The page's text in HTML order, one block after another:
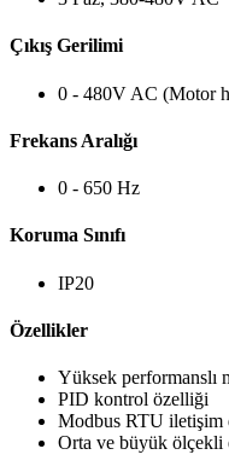
Çıkış Gerilimi
0 - 480V AC (Motor
Frekans Aralığı
0 - 650 Hz
Koruma Sınıfı
IP20
Özellikler
Yüksek performanslı
PID kontrol özelliği
Modbus RTU iletişim
Orta ve büyük ölçekli